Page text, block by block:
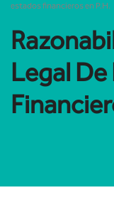
estados financieros en P.H.
Legal